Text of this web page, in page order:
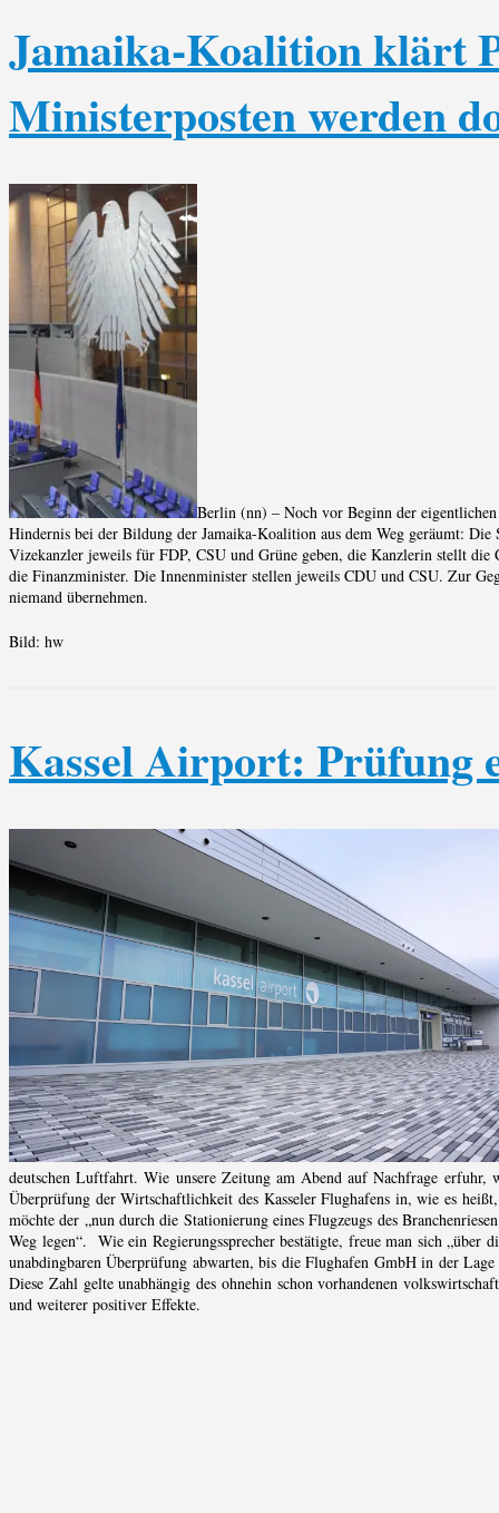
Jamaika-Koalition klärt
Ministerposten werden
Berlin (nn) – Noch vor Beginn der
Hindernis bei der Bildung der Jamaika-Koalition aus dem Weg geräumt:
Vizekanzler jeweils für FDP, CSU und Grüne geben, die Kanzlerin stellt
die Finanzminister. Die Innenminister stellen jeweils CDU und CSU. Zur
niemand übernehmen.
Bild: hw
Kassel Airport: Prüfung
deutschen Luftfahrt. Wie unsere Zeitung am Abend auf Nachfrage
Überprüfung der Wirtschaftlichkeit des Kasseler Flughafens in, wie es
möchte der „nun durch die Stationierung eines Flugzeugs des
Weg legen“. Wie ein Regierungssprecher bestätigte, freue man sich „über
unabdingbaren Überprüfung abwarten, bis die Flughafen GmbH in der
Diese Zahl gelte unabhängig des ohnehin schon vorhandenen
und weiterer positiver Effekte.